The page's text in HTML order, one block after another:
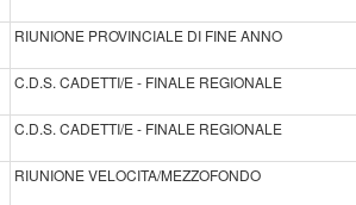
RIUNIONE PROVINCIALE DI FINE ANNO
C.D.S. CADETTI/E - FINALE REGIONALE
C.D.S. CADETTI/E - FINALE REGIONALE
RIUNIONE VELOCITA/MEZZOFONDO